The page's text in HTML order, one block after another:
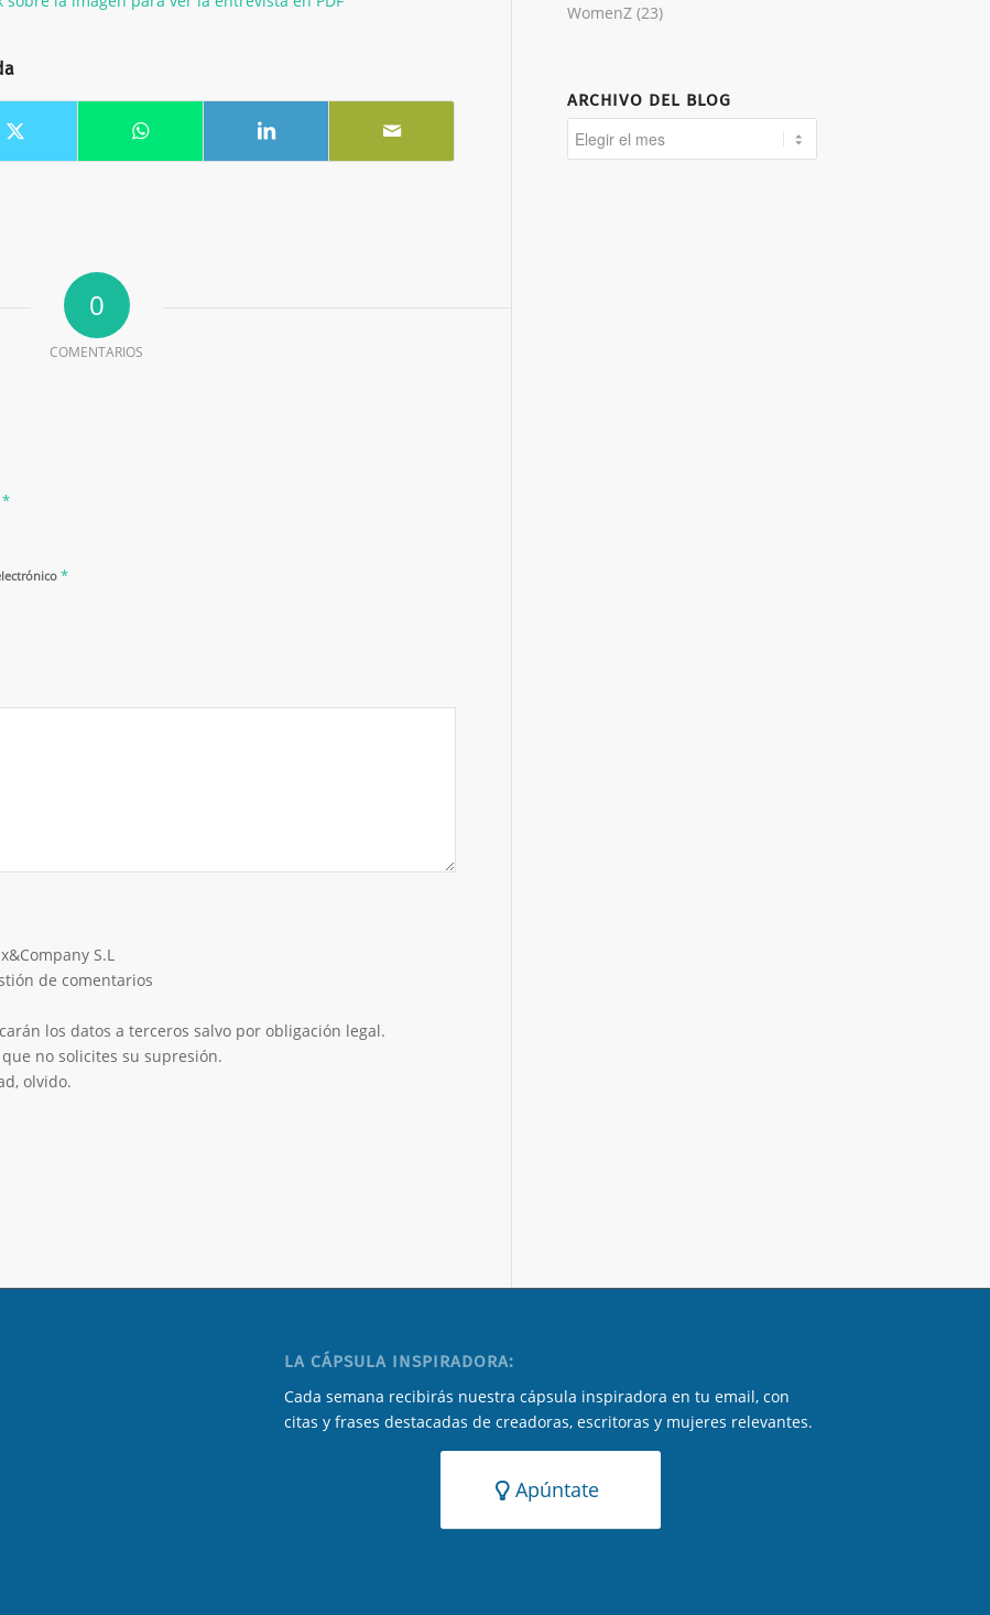
0
COMENTARIOS
*
*
S.L
de comentarios
los datos a terceros salvo por obligación legal.
no solicites su supresión.
olvido.
WomenZ(23)
ARCHIVO DEL BLOG
LA CÁPSULA INSPIRADORA:
Cada semana recibirás nuestra cápsula inspiradora en tu email, con
citas y frases destacadas de creadoras, escritoras y mujeres relevantes.
Apúntate